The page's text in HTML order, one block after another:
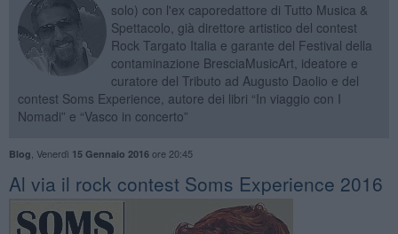
solo) con l'ex caporedattore di Tutto Musica &
Spettacolo, già direttore artistico del contest
Rock Targato Italia e garante del Festival della
contaminazione BresciaMusicArt, ideatore e
curatore del Tributo ad Augusto Daolio e del
contest Soms Experience, autore dei libri “In viaggio con I
Nomadi” e “Vasco in concerto”
Blog Venerdì 15 Gennaio 2016ore 20:45
​Al via il rock contest Soms Experience 2016